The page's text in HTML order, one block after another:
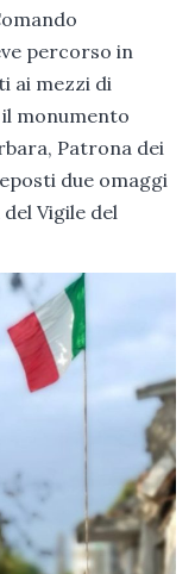
percorso in
ai mezzi di
monumento
Patrona dei
due omaggi
Vigile del